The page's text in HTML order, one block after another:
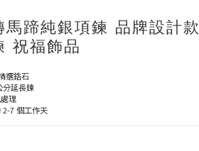
馬蹄純銀項鍊 品牌設計款
祝福飾品
選鋯石
延長鍊
理
2-7 個工作天